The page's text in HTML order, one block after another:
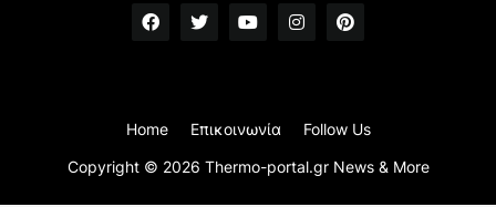
Copyright © 2026 Thermo-portal.gr News & More
Home Επικοινωνία Follow Us